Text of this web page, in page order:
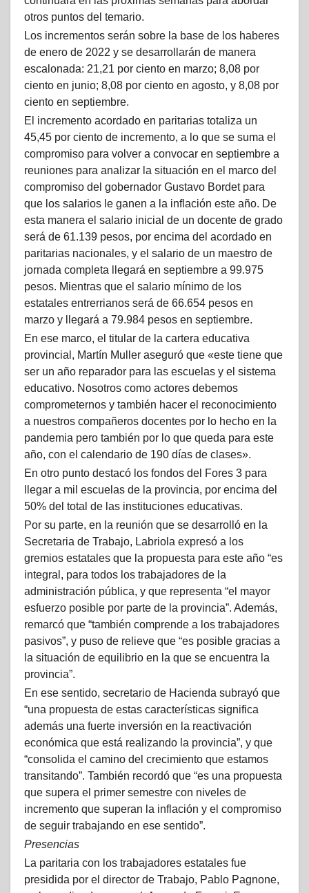
otros puntos del temario.
Los incrementos serán sobre la base de los haberes
de enero de 2022 y se desarrollarán de manera
escalonada: 21,21 por ciento en marzo; 8,08 por
ciento en junio; 8,08 por ciento en agosto, y 8,08 por
ciento en septiembre.
El incremento acordado en paritarias totaliza un
45,45 por ciento de incremento, a lo que se suma el
compromiso para volver a convocar en septiembre a
reuniones para analizar la situación en el marco del
compromiso del gobernador Gustavo Bordet para
que los salarios le ganen a la inflación este año. De
esta manera el salario inicial de un docente de grado
será de 61.139 pesos, por encima del acordado en
paritarias nacionales, y el salario de un maestro de
jornada completa llegará en septiembre a 99.975
pesos. Mientras que el salario mínimo de los
estatales entrerrianos será de 66.654 pesos en
marzo y llegará a 79.984 pesos en septiembre.
En ese marco, el titular de la cartera educativa
provincial, Martín Muller aseguró que «este tiene que
ser un año reparador para las escuelas y el sistema
educativo. Nosotros como actores debemos
comprometernos y también hacer el reconocimiento
a nuestros compañeros docentes por lo hecho en la
pandemia pero también por lo que queda para este
año, con el calendario de 190 días de clases».
En otro punto destacó los fondos del Fores 3 para
llegar a mil escuelas de la provincia, por encima del
50% del total de las instituciones educativas.
Por su parte, en la reunión que se desarrolló en la
Secretaria de Trabajo, Labriola expresó a los
gremios estatales que la propuesta para este año “es
integral, para todos los trabajadores de la
administración pública, y que representa “el mayor
esfuerzo posible por parte de la provincia”. Además,
remarcó que “también comprende a los trabajadores
pasivos”, y puso de relieve que “es posible gracias a
la situación de equilibrio en la que se encuentra la
provincia”.
En ese sentido, secretario de Hacienda subrayó que
“una propuesta de estas características significa
además una fuerte inversión en la reactivación
económica que está realizando la provincia”, y que
“consolida el camino del crecimiento que estamos
transitando”. También recordó que “es una propuesta
que supera el primer semestre con niveles de
incremento que superan la inflación y el compromiso
de seguir trabajando en ese sentido”.
Presencias
La paritaria con los trabajadores estatales fue
presidida por el director de Trabajo, Pablo Pagnone,